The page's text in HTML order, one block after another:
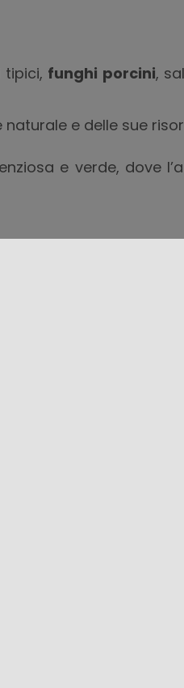
tipici, funghi porcini,
e delle sue
e verde, dove